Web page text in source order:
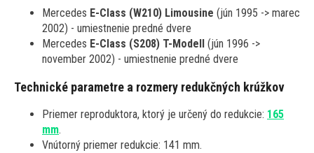
Mercedes E-Class (W210) Limousine (jún 1995 -> marec
2002) - umiestnenie predné dvere
Mercedes E-Class (S208) T-Modell (jún 1996 ->
november 2002) - umiestnenie predné dvere
Technické parametre a rozmery redukčných krúžkov
Priemer reproduktora, ktorý je určený do redukcie: 165
mm.
Vnútorný priemer redukcie: 141 mm.